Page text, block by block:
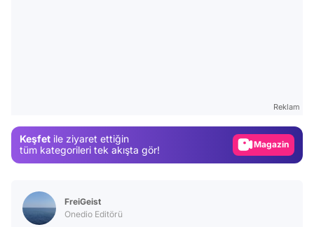
Reklam
Keşfet ile ziyaret ettiğin
tüm kategorileri tek akışta gör!
Magazin
FreiGeist
Onedio Editörü